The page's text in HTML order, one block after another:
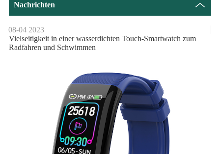
Nachrichten
08-04 2023
Vielseitigkeit in einer wasserdichten Touch-Smartwatch zum
Radfahren und Schwimmen